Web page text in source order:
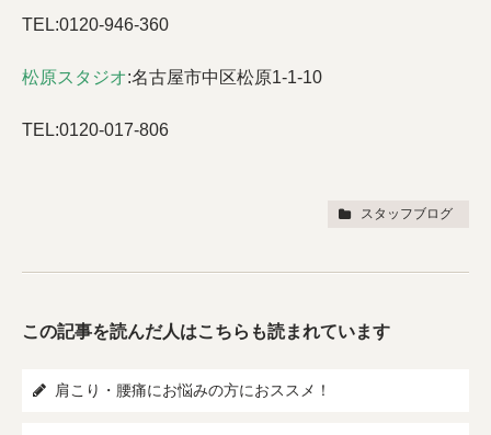
TEL:0120-946-360
松原スタジオ:名古屋市中区松原1-1-10
TEL:0120-017-806
スタッフブログ
この記事を読んだ人はこちらも読まれています
肩こり・腰痛にお悩みの方におススメ！